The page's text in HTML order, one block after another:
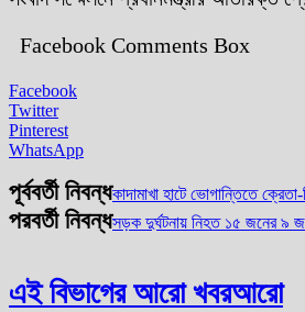
Facebook Comments Box
Facebook
Twitter
Pinterest
WhatsApp
পূর্ববর্তী নিবন্ধকাদামাখা হাটে ভোগান্তিতে ক্রেতা-
পরবর্তী নিবন্ধসড়ক দুর্ঘটনায় নিহত ১৫ জনের ৯
এই বিভাগের আরো খবরআরো